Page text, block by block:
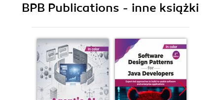
BPB Publications - inne książki